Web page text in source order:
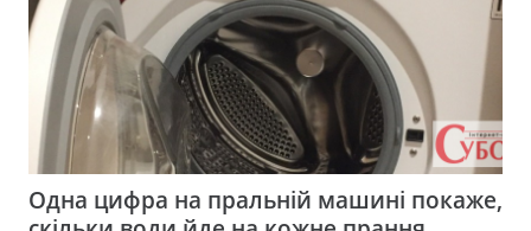
Одна цифра на пральній машині покаже,